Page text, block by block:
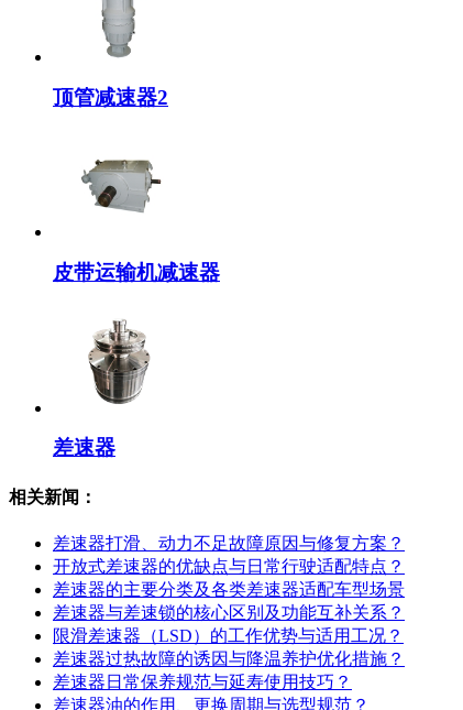
顶管减速器2
皮带运输机减速器
差速器
相关新闻：
差速器打滑、动力不足故障原因与修复方案？
开放式差速器的优缺点与日常行驶适配特点？
差速器的主要分类及各类差速器适配车型场景
差速器与差速锁的核心区别及功能互补关系？
限滑差速器（LSD）的工作优势与适用工况？
差速器过热故障的诱因与降温养护优化措施？
差速器日常保养规范与延寿使用技巧？
差速器油的作用、更换周期与选型规范？